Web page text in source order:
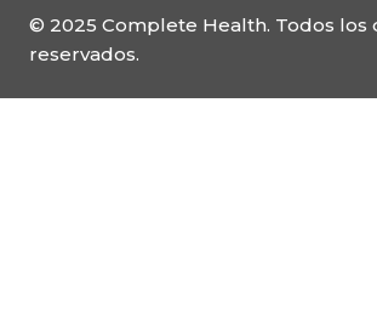
© 2025 Complete Health. Todos los
reservados.